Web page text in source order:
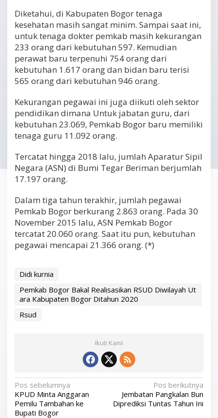
Diketahui, di Kabupaten Bogor tenaga
kesehatan masih sangat minim. Sampai saat ini,
untuk tenaga dokter pemkab masih kekurangan
233 orang dari kebutuhan 597. Kemudian
perawat baru terpenuhi 754 orang dari
kebutuhan 1.617 orang dan bidan baru terisi
565 orang dari kebutuhan 946 orang.
Kekurangan pegawai ini juga diikuti oleh sektor
pendidikan dimana Untuk jabatan guru, dari
kebutuhan 23.069, Pemkab Bogor baru memiliki
tenaga guru 11.092 orang.
Tercatat hingga 2018 lalu, jumlah Aparatur Sipil
Negara (ASN) di Bumi Tegar Beriman berjumlah
17.197 orang.
Dalam tiga tahun terakhir, jumlah pegawai
Pemkab Bogor berkurang 2.863 orang. Pada 30
November 2015 lalu, ASN Pemkab Bogor
tercatat 20.060 orang. Saat itu pun, kebutuhan
pegawai mencapai 21.366 orang. (*)
Didi kurnia
Pemkab Bogor Bakal Realisasikan RSUD Diwilayah Ut
ara Kabupaten Bogor Ditahun 2020
Rsud
Ikuti Kami
N
a
v
Pos sebelumnya
KPUD Minta Anggaran
Pemilu Tambahan ke
Bupati Bogor
Pos berikutnya
Jembatan Pangkalan Bun
Diprediksi Tuntas Tahun Ini